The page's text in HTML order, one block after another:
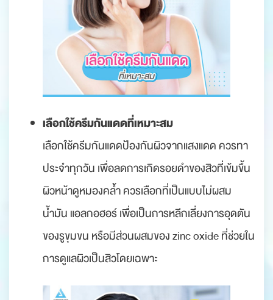
เลือกใช้ครีมกันแดดที่เหมาะสม
เลือกใช้ครีมกันแดดป้องกันผิวจากแสงแดด ควรทา
ประจำทุกวัน เพื่อลดการเกิดรอยดำของสิวที่เข้มขึ้น
ผิวหน้าดูหมองคล้ำ ควรเลือกที่เป็นแบบไม่ผสม
น้ำมัน แอลกอฮอร์ เพื่อเป็นการหลีกเลี่ยงการอุดตัน
ของรูขุมขน หรือมีส่วนผสมของ zinc oxide ที่ช่วยใน
การดูแลผิวเป็นสิวโดยเฉพาะ